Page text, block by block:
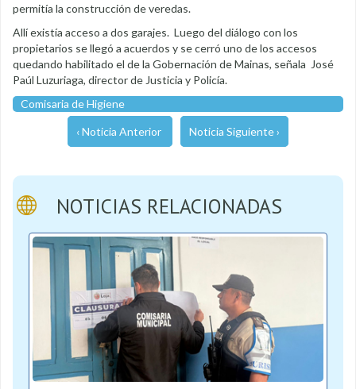
permitía la construcción de veredas.
Allí existía acceso a dos garajes. Luego del diálogo con los
propietarios se llegó a acuerdos y se cerró uno de los accesos
quedando habilitado el de la Gobernación de Mainas, señala José
Paúl Luzuriaga, director de Justicia y Policía.
Comisaria de Higiene
‹ Noticia Anterior Noticia Siguiente ›
NOTICIAS RELACIONADAS